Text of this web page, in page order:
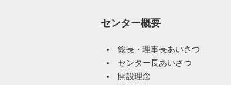
センター概要
総長・理事長あいさつ
センター長あいさつ
開設理念